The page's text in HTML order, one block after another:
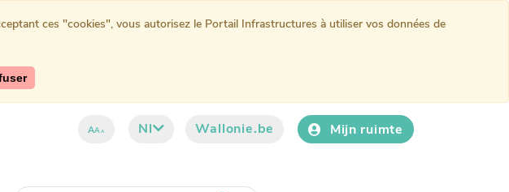
AAA Nl Wallonie.be Mijn ruimte
ces "cookies", vous autorisez le Portail Infrastructures à utiliser vos données de